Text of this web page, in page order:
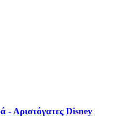
- Αριστόγατες Disney